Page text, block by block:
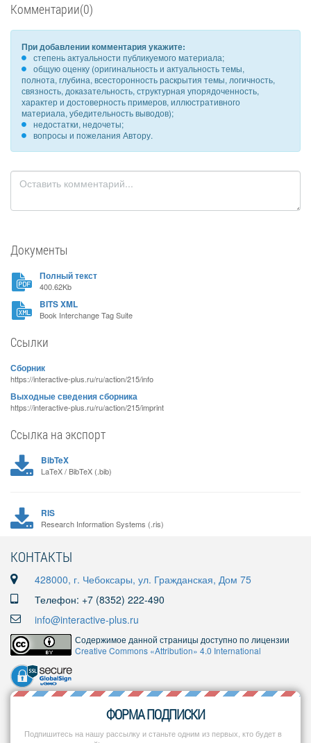
Комментарии(0)
При добавлении комментария укажите:
степень актуальности публикуемого материала;
общую оценку (оригинальность и актуальность темы,
полнота, глубина, всесторонность раскрытия темы, логичность,
связность, доказательность, структурная упорядоченность,
характер и достоверность примеров, иллюстративного
материала, убедительность выводов);
недостатки, недочеты;
вопросы и пожелания Автору.
Документы
Полный текст
400.62Kb
BITS XML
Book Interchange Tag Suite
Ссылки
Сборник
https://interactive-plus.ru/ru/action/215/info
Выходные сведения сборника
https://interactive-plus.ru/ru/action/215/imprint
Ссылка на экспорт
BibTeX
LaTeX / BibTeX (.bib)
RIS
Research Information Systems (.ris)
КОНТАКТЫ
428000, г. Чебоксары, ул. Гражданская, Дом 75
Телефон: +7 (8352) 222-490
info@interactive-plus.ru
Содержимое данной страницы доступно по лицензии
Creative Commons «Attribution» 4.0 International
ФОРМА ПОДПИСКИ
Подпишитесь на нашу рассылку и станьте одним из первых, кто будет в